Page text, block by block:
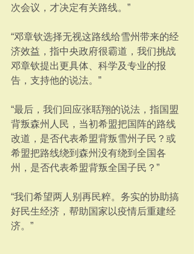
次会议，才决定有关路线。”
“邓章钦选择无视这路线给雪州带来的经
济效益，指中央政府很霸道，我们挑战
邓章钦提出更具体、科学及专业的报
告，支持他的说法。”
“最后，我们回应张聒翔的说法，指国盟
背叛森州人民，当初希盟把国阵的路线
改道，是否代表希盟背叛雪州子民？或
希盟把路线绕到森州没有绕到全国各
州，是否代表希盟背叛全国子民？”
“我们希望两人别再民粹。务实的协助搞
好民生经济，帮助国家以疫情后重建经
济。”